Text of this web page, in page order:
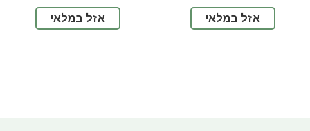
אזל במלאי אזל במלאי